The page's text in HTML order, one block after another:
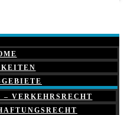
– VERKEHRSRECHT